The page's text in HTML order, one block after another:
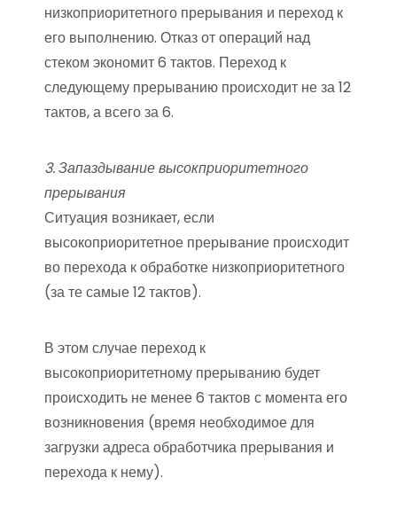
низкоприоритетного прерывания и переход к
его выполнению. Отказ от операций над
стеком экономит 6 тактов. Переход к
следующему прерыванию происходит не за 12
тактов, а всего за 6.
3. Запаздывание высокприоритетного
прерывания
Ситуация возникает, если
высокоприоритетное прерывание происходит
во перехода к обработке низкоприоритетного
(за те самые 12 тактов).
В этом случае переход к
высокоприоритетному прерыванию будет
происходить не менее 6 тактов с момента его
возникновения (время необходимое для
загрузки адреса обработчика прерывания и
перехода к нему).